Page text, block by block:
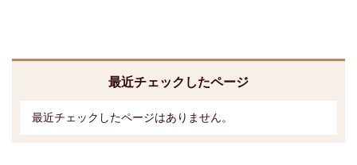
最近チェックしたページ
最近チェックしたページはありません。